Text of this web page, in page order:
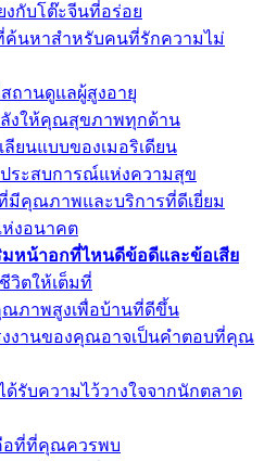
งกับโต๊ะจีนที่อร่อย
นหาสำหรับคนที่รักความไม่
ถานดูแลผู้สูงอายุ
งให้คุณสุขภาพทุกด้าน
ยนแบบของเมอริเดียน
ประสบการณ์แห่งความสุข
มีคุณภาพและบริการที่ดีเยี่ยม
งอนาคต
มหน้าอกที่ไหนดีข้อดีและข้อเสีย
วิตให้เต็มที่
ภาพสูงเพื่อบ้านที่ดีขึ้น
งงานของคุณอาจเป็นคำตอบที่คุณ
รับความไว้วางใจจากนักตลาด
อที่ที่คุณควรพบ